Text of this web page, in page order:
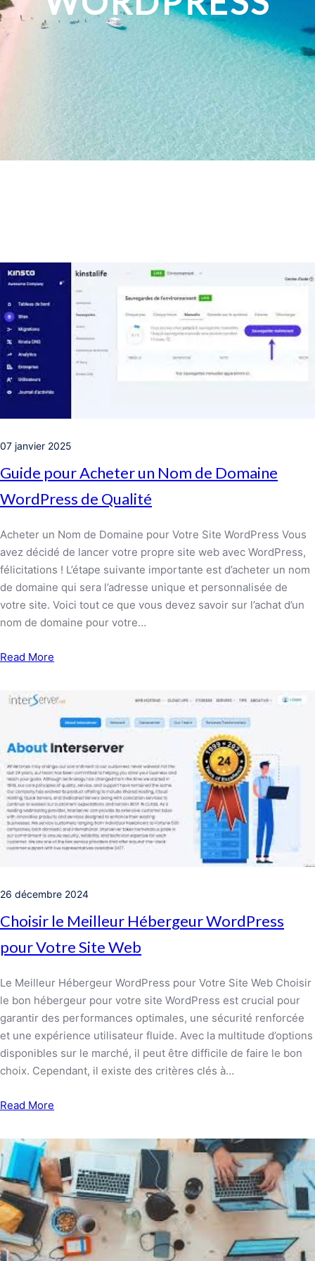
07 janvier 2025
Guide pour Acheter un Nom de Domaine
WordPress de Qualité
Acheter un Nom de Domaine pour Votre Site WordPress Vous
avez décidé de lancer votre propre site web avec WordPress,
félicitations ! L’étape suivante importante est d’acheter un nom
de domaine qui sera l’adresse unique et personnalisée de
votre site. Voici tout ce que vous devez savoir sur l’achat d’un
nom de domaine pour votre…
Read More
26 décembre 2024
Choisir le Meilleur Hébergeur WordPress
pour Votre Site Web
Le Meilleur Hébergeur WordPress pour Votre Site Web Choisir
le bon hébergeur pour votre site WordPress est crucial pour
garantir des performances optimales, une sécurité renforcée
et une expérience utilisateur fluide. Avec la multitude d’options
disponibles sur le marché, il peut être difficile de faire le bon
choix. Cependant, il existe des critères clés à…
Read More